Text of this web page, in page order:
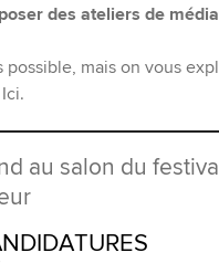
des ateliers de
possible, mais on vous
au salon du festival